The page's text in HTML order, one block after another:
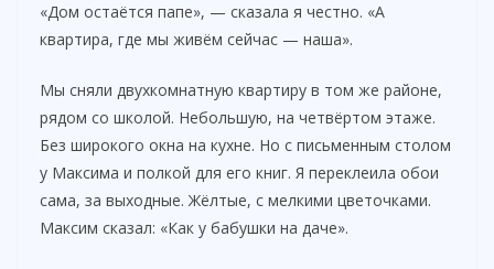
«Дом остаётся папе», — сказала я честно. «А
квартира, где мы живём сейчас — наша».
Мы сняли двухкомнатную квартиру в том же районе,
рядом со школой. Небольшую, на четвёртом этаже.
Без широкого окна на кухне. Но с письменным столом
у Максима и полкой для его книг. Я переклеила обои
сама, за выходные. Жёлтые, с мелкими цветочками.
Максим сказал: «Как у бабушки на даче».